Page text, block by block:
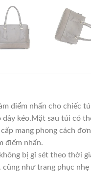
điểm nhấn cho chiếc
kéo.Mặt sau túi có
mang phong cách
điểm nhấn.
bị gỉ sét theo thời
như trang phục